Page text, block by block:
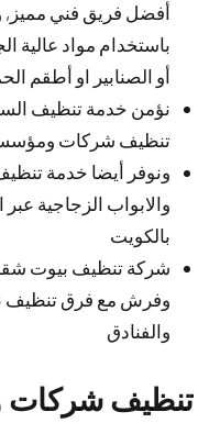
أفضل فريق فني مميز,
باستخدام مواد عالية
أو الصنابير او أطقم
نؤمن خدمة تنظيف
تنظيف شركات
ونوفر أيضا خدمة
والابواب الزجاجية
بالكويت
شركة تنظيف بيوت
وفرش مع فرق تنظيف
والفنادق
تنظيف